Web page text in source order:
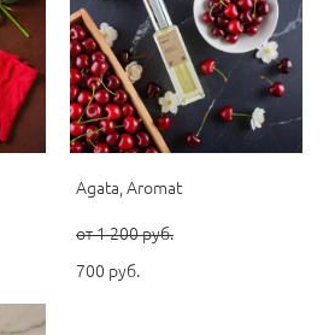
Agata, Aromat
от 1 200 pуб.
700 pуб.